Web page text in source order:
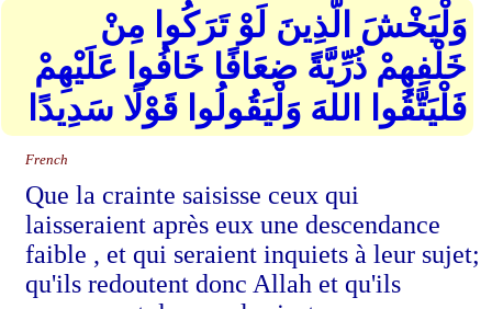
وَلْيَخْشَ الَّذِينَ لَوْ تَرَكُوا مِنْ
خَلْفِهِمْ ذُرِّيَّةً ضِعَافًا خَافُوا عَلَيْهِمْ
فَلْيَتَّقُوا اللهَ وَلْيَقُولُوا قَوْلًا سَدِيدًا
French
Que la crainte saisisse ceux qui
laisseraient après eux une descendance
faible , et qui seraient inquiets à leur sujet;
qu'ils redoutent donc Allah et qu'ils